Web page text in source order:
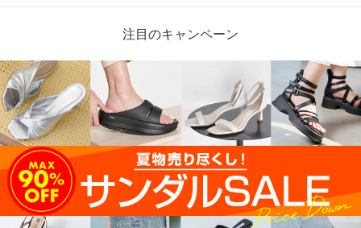
注目のキャンペーン